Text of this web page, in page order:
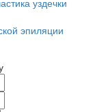
уздечки
эпиляции